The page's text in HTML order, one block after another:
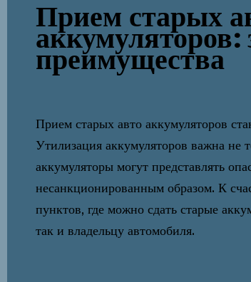
Прием старых
аккумуляторов:
преимущества
Прием старых авто аккумуляторов
Утилизация аккумуляторов важна не
аккумуляторы могут представлять
несанкционированным образом. К
пунктов, где можно сдать старые
так и владельцу автомобиля.